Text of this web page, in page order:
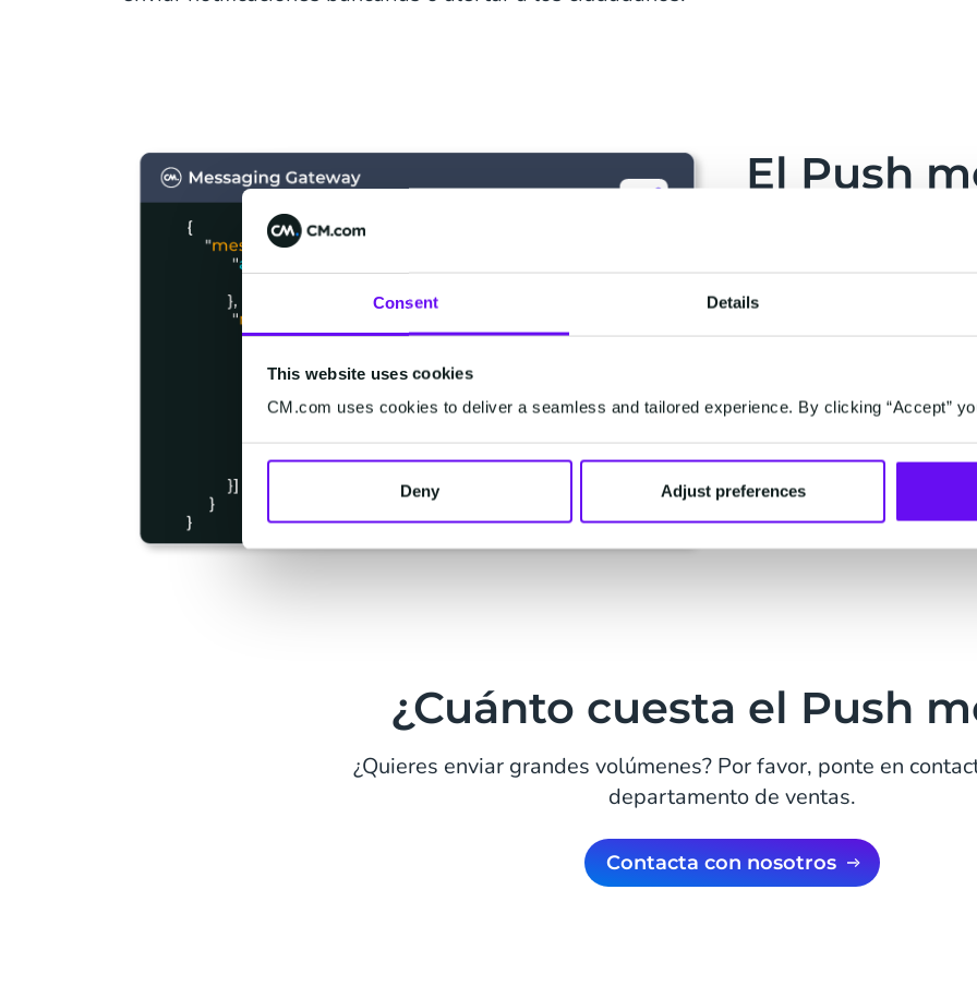
Consent Details
This website uses cookies
CM.com uses cookies to deliver a seamless and tailored experience. By clicking “Accept”
Deny Adjust preferences
El Push
Nuestro portal
segundos. Tenemos
SMS y ofrecemos
Nuestra
JAVASCRIPT y C #.
implementación.
Documentación
¿Cuánto cuesta el Push
¿Quieres enviar grandes volúmenes? Por favor, ponte en
departamento de ventas.
Contacta con nosotros